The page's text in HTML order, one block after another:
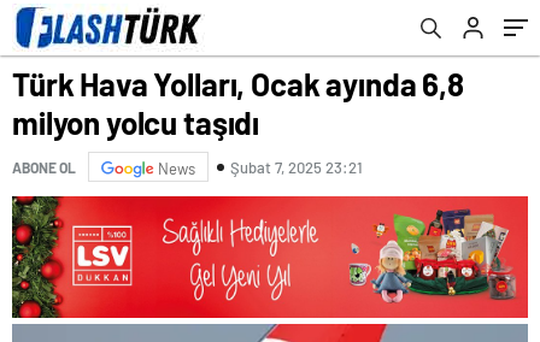
Türk Hava Yolları, Ocak ayında 6,8
milyon yolcu taşıdı
ABONE OL News Şubat 7, 2025 23:21